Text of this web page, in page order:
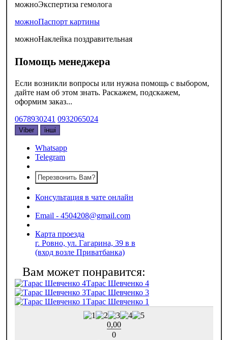
можноЭкспертиза гемолога
можноПаспорт картины
можноНаклейка поздравительная
Помощь менеджера
Если возникли вопросы или нужна помощь с выбором,
дайте нам об этом знать. Раскажем, подскажем,
оформим заказ...
0678930241 0932065024
Viber інші
Whatsapp
Telegram
Перезвонить Вам?
Консультация в чате онлайн
Email - 4504208@gmail.com
Карта проезда
г. Ровно, ул. Гагарина, 39 в в
(вход возле Приватбанка)
Тарас Шевченко 4
Тарас Шевченко 3
Тарас Шевченко 1
0,00
0